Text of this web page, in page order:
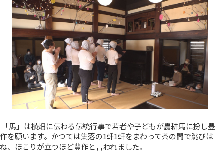
「馬」は横畑に伝わる伝統行事で若者や子どもが農耕馬に扮し豊
作を願います。かつては集落の1軒1軒をまわって茶の間で跳びは
ね、ほこりが立つほど豊作と言われました。